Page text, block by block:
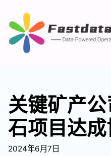
关键矿产
石项目达成
2024年6月7日